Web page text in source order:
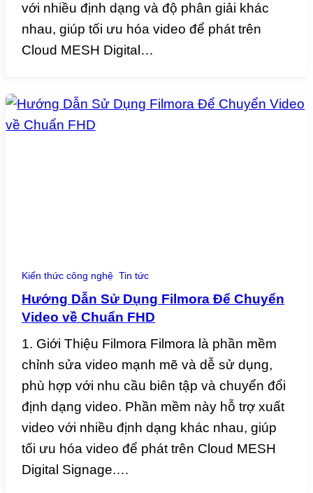
với nhiều định dạng và độ phân giải khác
nhau, giúp tối ưu hóa video để phát trên
Cloud MESH Digital…
Kiến thức công nghệ Tin tức
Hướng Dẫn Sử Dụng Filmora Để Chuyển
Video về Chuẩn FHD
1. Giới Thiệu Filmora Filmora là phần mềm
chỉnh sửa video mạnh mẽ và dễ sử dụng,
phù hợp với nhu cầu biên tập và chuyển đổi
định dạng video. Phần mềm này hỗ trợ xuất
video với nhiều định dạng khác nhau, giúp
tối ưu hóa video để phát trên Cloud MESH
Digital Signage.…